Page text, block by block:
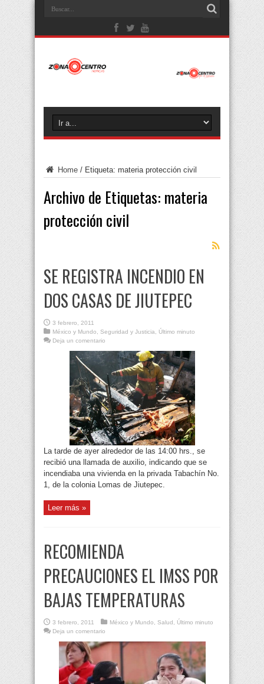
Home / Etiqueta: materia protección civil
Archivo de Etiquetas: materia
protección civil
SE REGISTRA INCENDIO EN
DOS CASAS DE JIUTEPEC
3 febrero, 2011
México y Mundo, Seguridad y Justicia, Último minuto
Deja un comentario
La tarde de ayer alrededor de las 14:00 hrs., se
recibió una llamada de auxilio, indicando que se
incendiaba una vivienda en la privada Tabachín No.
1, de la colonia Lomas de Jiutepec.
Leer más »
RECOMIENDA
PRECAUCIONES EL IMSS POR
BAJAS TEMPERATURAS
3 febrero, 2011 México y Mundo Salud
Último minuto
Deja un comentario